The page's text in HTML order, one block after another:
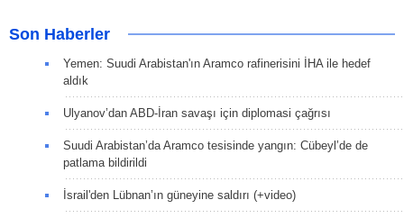
Son Haberler
Yemen: Suudi Arabistan'ın Aramco rafinerisini İHA ile hedef
aldık
Ulyanov’dan ABD-İran savaşı için diplomasi çağrısı
Suudi Arabistan’da Aramco tesisinde yangın: Cübeyl’de de
patlama bildirildi
İsrail'den Lübnan’ın güneyine saldırı (+video)